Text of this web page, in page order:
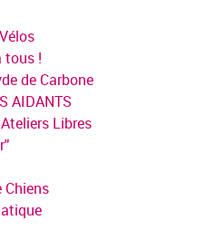
tous !
de Carbone
AIDANTS
Libres
Chiens